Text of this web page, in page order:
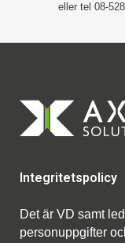
eller tel 08-
Integritetspolicy
Det är VD samt
personuppgifter